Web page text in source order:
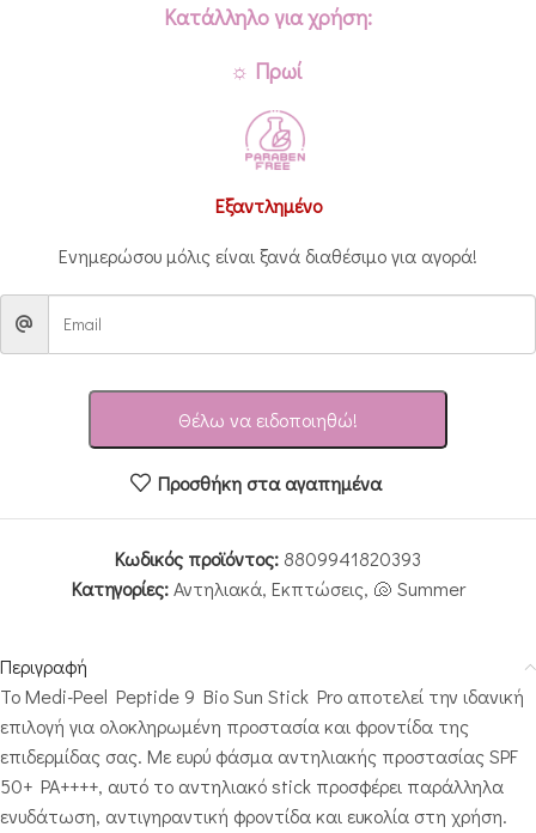
Κατάλληλο για χρήση:
☼ Πρωί
Εξαντλημένο
Ενημερώσου μόλις είναι ξανά διαθέσιμο για αγορά!
Θέλω να ειδοποιηθώ!
Προσθήκη στα αγαπημένα
Κωδικός προϊόντος: 8809941820393
Κατηγορίες: Αντηλιακά, Εκπτώσεις, 🐚 Summer
Περιγραφή
Το Medi-Peel Peptide 9 Bio Sun Stick Pro αποτελεί την ιδανική
επιλογή για ολοκληρωμένη προστασία και φροντίδα της
επιδερμίδας σας. Με ευρύ φάσμα αντηλιακής προστασίας SPF
50+ PA++++, αυτό το αντηλιακό stick προσφέρει παράλληλα
ενυδάτωση, αντιγηραντική φροντίδα και ευκολία στη χρήση.